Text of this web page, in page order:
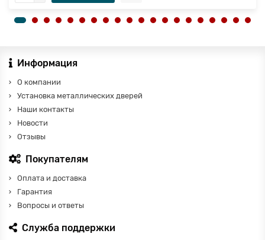
Информация
О компании
Установка металлических дверей
Наши контакты
Новости
Отзывы
Покупателям
Оплата и доставка
Гарантия
Вопросы и ответы
Служба поддержки